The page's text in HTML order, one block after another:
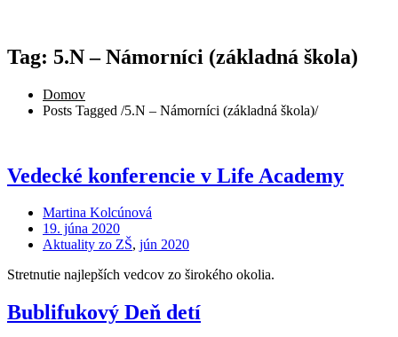
Tag: 5.N – Námorníci (základná škola)
Domov
Posts Tagged /5.N – Námorníci (základná škola)/
Vedecké konferencie v Life Academy
Martina Kolcúnová
19. júna 2020
Aktuality zo ZŠ, jún 2020
Stretnutie najlepších vedcov zo širokého okolia.
Bublifukový Deň detí